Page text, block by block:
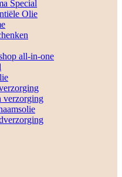
Special
Olie
all-in-one
verzorging